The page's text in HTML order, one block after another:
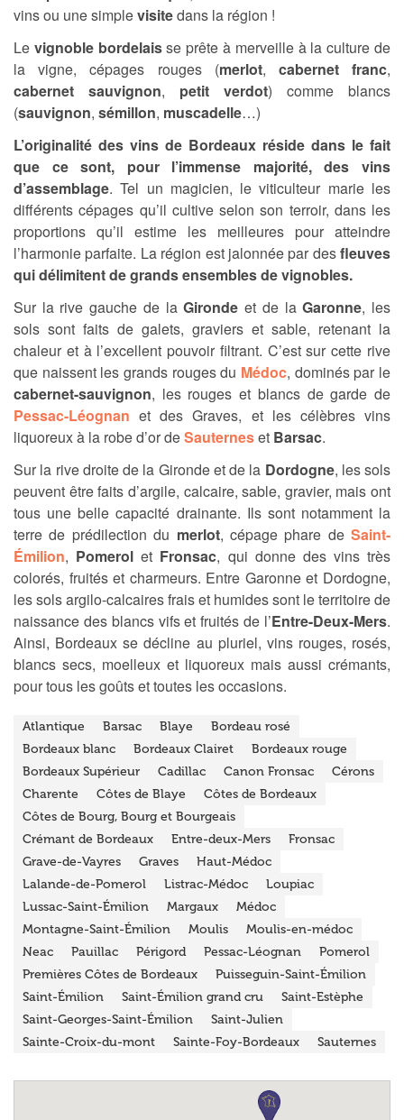
vins ou une simplevisitedans la région !
Le vignoble bordelaisse prête à merveille à la culture de
la vigne, cépages rouges (merlot, cabernet franc,
cabernet sauvignon, petit verdot) comme blancs
(sauvignon, sémillon, muscadelle…)
L’originalité des vins de Bordeaux réside dans le fait
que ce sont, pour l’immense majorité, des vins
d’assemblage. Tel un magicien, le viticulteur marie les
différents cépages qu’il cultive selon son terroir, dans les
proportions qu’il estime les meilleures pour atteindre
l’harmonie parfaite. La région est jalonnée par desfleuves
qui délimitent de grands ensembles de vignobles.
Sur la rive gauche de laGironde et de laGaronne, les
sols sont faits de galets, graviers et sable, retenant la
chaleur et à l’excellent pouvoir filtrant. C’est sur cette rive
que naissent les grands rouges du Médoc, dominés par le
cabernet-sauvignon, les rouges et blancs de garde de
Pessac-Léognan et des Graves, et les célèbres vins
liquoreux à la robe d’or deSauterneset Barsac.
Sur la rive droite de la Gironde et de la Dordogne, les sols
peuvent être faits d’argile, calcaire, sable, gravier, mais ont
tous une belle capacité drainante. Ils sont notamment la
terre de prédilection du merlot, cépage phare de Saint-
Émilion, Pomerol et Fronsac, qui donne des vins très
colorés, fruités et charmeurs. Entre Garonne et Dordogne,
les sols argilo-calcaires frais et humides sont le territoire de
naissance des blancs vifs et fruités de l’Entre-Deux-Mers.
Ainsi, Bordeaux se décline au pluriel, vins rouges, rosés,
blancs secs, moelleux et liquoreux mais aussi crémants,
pour tous les goûts et toutes les occasions.
Atlantique Barsac Blaye
Bordeau rosé
Bordeaux blanc
Bordeaux Clairet
Bordeaux rouge
Bordeaux Supérieur
Cadillac Canon Fronsac
Cérons
Charente
Côtes de Blaye
Côtes de Bordeaux
Côtes de Bourg, Bourg et Bourgeais
Crémant de Bordeaux
Entre-deux-Mers
Fronsac
Grave-de-Vayres
Graves
Haut-Médoc
Lalande-de-Pomerol
Listrac-Médoc
Loupiac
Lussac-Saint-Émilion
Margaux
Médoc
Montagne-Saint-Émilion
Moulis
Moulis-en-médoc
Neac
Pauillac Périgord Pessac-Léognan
Pomerol
Premières Côtes de Bordeaux
Puisseguin-Saint-Émilion
Saint-Émilion
Saint-Émilion grand cru
Saint-Estèphe
Saint-Georges-Saint-Émilion
Saint-Julien
Sainte-Croix-du-mont
Sainte-Foy-Bordeaux Sauternes